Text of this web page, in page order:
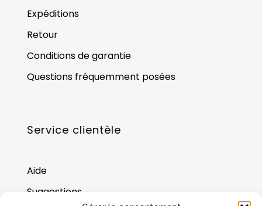
Expéditions
Retour
Conditions de garantie
Questions fréquemment posées
Service clientèle
Aide
Suggestions